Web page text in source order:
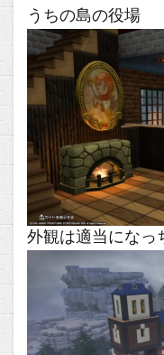
うちの島の役場
外観は適当になっ